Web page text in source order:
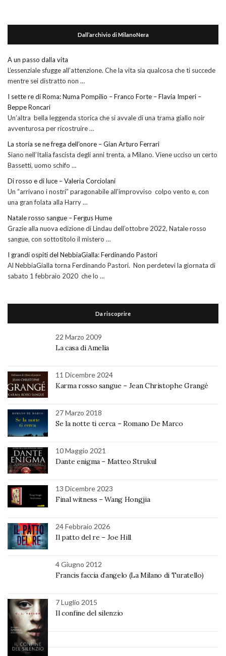
Dall’archivio di MilanoNera
A un passo dalla vita
L’essenziale sfugge all’attenzione. Che la vita sia qualcosa che ti succede
mentre sei distratto non …
I sette re di Roma: Numa Pompilio – Franco Forte – Flavia Imperi –
Beppe Roncari
Un’altra bella leggenda storica che si avvale di una trama giallo noir
avventurosa per ricostruire …
La storia se ne frega dell’onore – Gian Arturo Ferrari
Siano nell’Italia fascista degli anni trenta, a Milano. Viene ucciso un certo
Bassetti, uomo schifo …
Di rosso e di luce – Valeria Corciolani
Un “arrivano i nostri” paragonabile all’improvviso colpo vento e, con
una gran folata alla Harry …
Natale rosso sangue – Fergus Hume
Grazie alla nuova edizione di Lindau dell’ottobre 2022, Natale rosso
sangue, con sottotitolo il mistero …
I grandi ospiti del NebbiaGialla: Ferdinando Pastori
Al NebbiaGialla torna Ferdinando Pastori. Non perdetevi la giornata di
sabato 1 febbraio 2020 che lo …
Da riscoprire
22 Marzo 2009
La casa di Amelia
11 Dicembre 2024
Karma rosso sangue – Jean Christophe Grangé
27 Marzo 2018
Se la notte ti cerca – Romano De Marco
10 Maggio 2021
Dante enigma – Matteo Strukul
13 Dicembre 2023
Final witness – Wang Hongjia
24 Febbraio 2026
Il patto del re – Joe Hill
4 Giugno 2012
Francis faccia d’angelo (La Milano di Turatello)
7 Luglio 2015
Il confine del silenzio